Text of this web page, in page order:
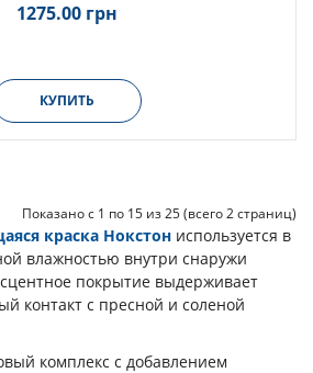
1275.00 грн
КУПИТЬ
Показано с 1 по 15 из 25 (всего 2 страниц)
краска Нокстон используется в
влажностью внутри снаружи
покрытие выдерживает
контакт с пресной и соленой
комплекс с добавлением